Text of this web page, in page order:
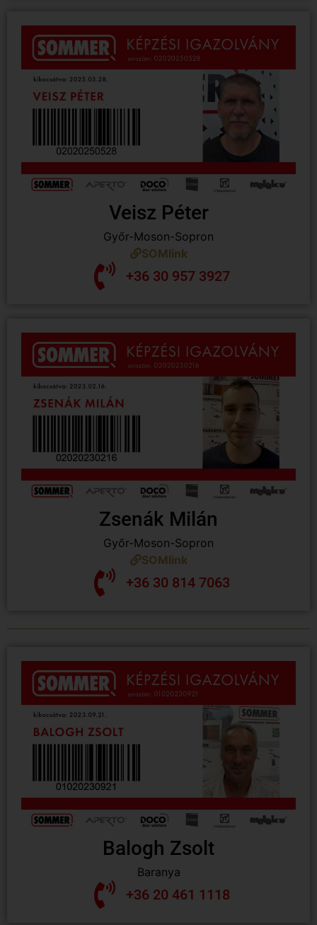
Veisz Péter
Győr-Moson-Sopron
SOMlink
+36 30 957 3927
Zsenák Milán
Győr-Moson-Sopron
SOMlink
+36 30 814 7063
Balogh Zsolt
Baranya
+36 20 461 1118